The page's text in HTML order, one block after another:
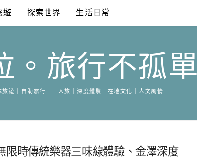
遊 探索世界 生活日常
。旅行不孤單
旅遊｜自助旅行｜一人旅｜深度體驗｜在地文化｜人文風情
限時傳統樂器三味線體驗、金澤深度